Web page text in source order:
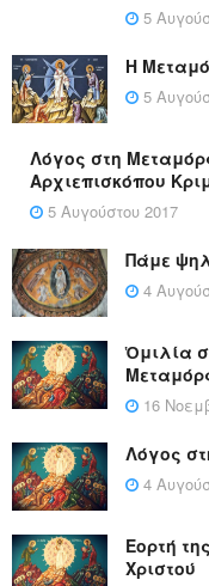
5
Η
5
Λόγος στη
Αρχιεπισκόπου
5 Αυγούστου 2017
Πάμε
4
Ὁμιλία
16
Λόγος
4
Εορτή
Χριστού